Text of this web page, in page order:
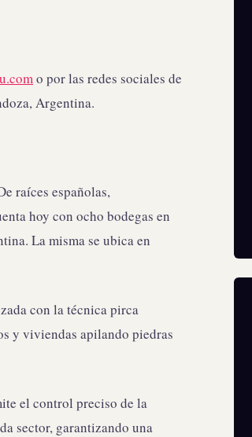
o por las redes sociales de
Argentina.
raíces españolas,
hoy con ocho bodegas en
La misma se ubica en
con la técnica pirca
y viviendas apilando piedras
el control preciso de la
sector, garantizando una